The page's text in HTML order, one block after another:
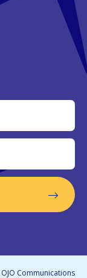
OJO Communications